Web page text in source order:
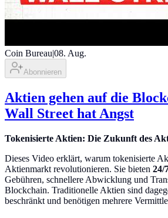
Coin Bureau|08. Aug.
Abonnieren
Aktien gehen auf die
Wall Street hat Angst
Tokenisierte Aktien: Die Zukunft des
Dieses Video erklärt, warum tokenisierte
Aktienmarkt revolutionieren. Sie bieten 24/
Gebühren, schnellere Abwicklung und
Blockchain. Traditionelle Aktien sind
beschränkt und benötigen mehrere